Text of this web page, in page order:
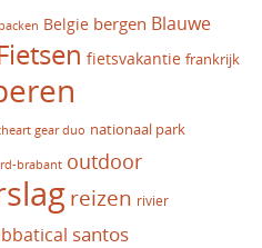
Belgie bergen Blauwe
fietsvakantie frankrijk
gear duo nationaal park
brabant outdoor
reizen rivier
santos